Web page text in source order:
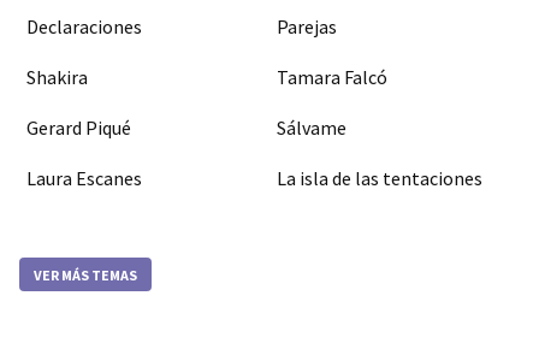
Declaraciones Parejas
Shakira Tamara Falcó
Gerard Piqué Sálvame
Laura Escanes La isla de las tentaciones
VER MÁS TEMAS